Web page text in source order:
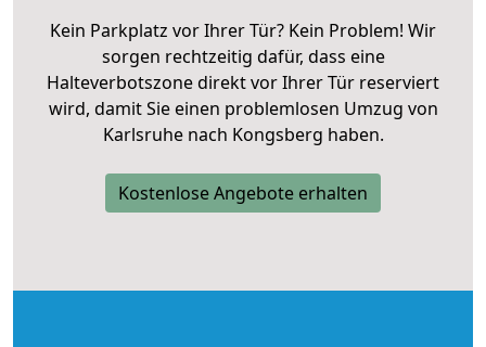
Kein Parkplatz vor Ihrer Tür? Kein Problem! Wir
sorgen rechtzeitig dafür, dass eine
Halteverbotszone direkt vor Ihrer Tür reserviert
wird, damit Sie einen problemlosen Umzug von
Karlsruhe nach Kongsberg haben.
Kostenlose Angebote erhalten